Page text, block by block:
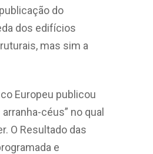
do
dos edifícios
mas sim a
Europeu publicou
céus” no qual
O Resultado das
e